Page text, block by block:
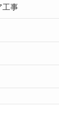
工事